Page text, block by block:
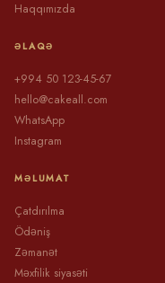
Haqqımızda
ƏLAQƏ
+994 50 123-45-67
hello@cakeall.com
WhatsApp
Instagram
MƏLUMAT
Çatdırılma
Ödəniş
Zəmanət
Məxfilik siyasəti